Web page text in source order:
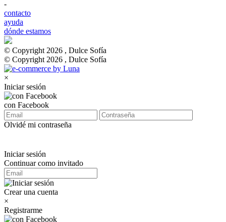
-
contacto
ayuda
dónde estamos
© Copyright 2026 , Dulce Sofía
© Copyright 2026 , Dulce Sofía
×
Iniciar sesión
con Facebook
Olvidé mi contraseña
Iniciar sesión
Continuar como invitado
Crear una cuenta
×
Registrarme